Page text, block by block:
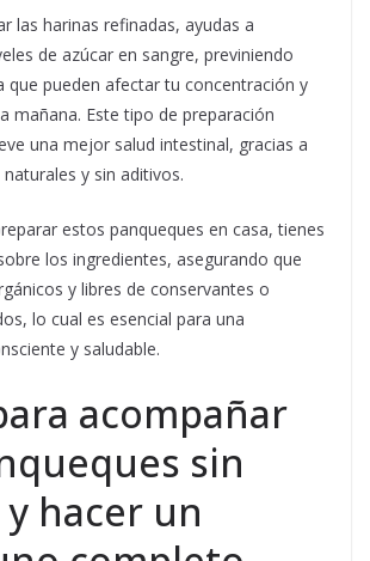
las harinas refinadas, ayudas a
de azúcar en sangre, previniendo
que pueden afectar tu concentración y
mañana. Este tipo de preparación
una mejor salud intestinal, gracias a
y sin aditivos.
estos panqueques en casa, tienes
los ingredientes, asegurando que
y libres de conservantes o
lo cual es esencial para una
y saludable.
acompañar
sin
hacer un